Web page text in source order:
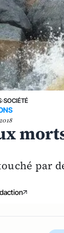
›SOCIÉTÉ
par